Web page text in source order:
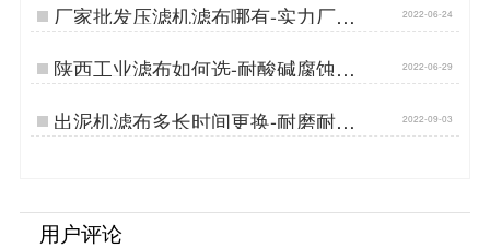
厂家批发压滤机滤布哪有-实力厂家
一手货源[丹娜鸶]…
2022-06-24
陕西工业滤布如何选-耐酸碱腐蚀很
重要[丹娜鸶]…
2022-06-29
出泥机滤布多长时间更换-耐磨耐用
寿命长[丹娜鸶]…
2022-09-03
用户评论